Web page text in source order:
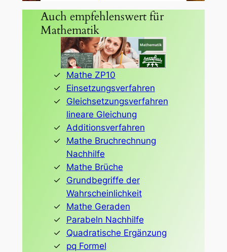
Auch empfehlenswert für
Mathematik
Mathe ZP10
Einsetzungsverfahren
Gleichsetzungsverfahren
lineare Gleichung
Additionsverfahren
Mathe Bruchrechnung
Nachhilfe
Mathe Brüche
Grundbegriffe der
Wahrscheinlichkeit
Mathe Geraden
Parabeln Nachhilfe
Quadratische Ergänzung
pq Formel